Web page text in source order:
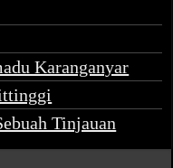
Karanganyar
Tinjauan